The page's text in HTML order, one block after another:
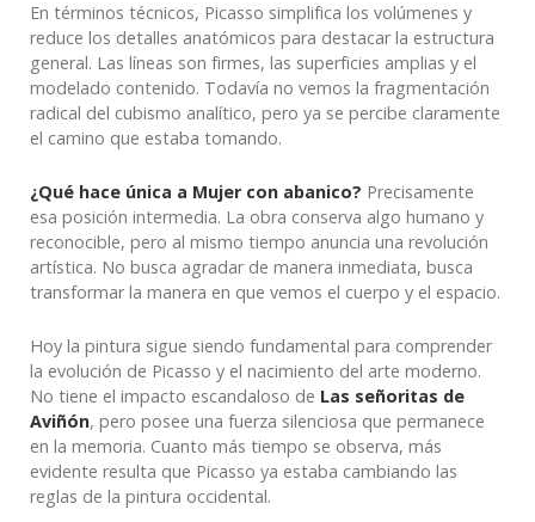
En términos técnicos, Picasso simplifica los volúmenes y
reduce los detalles anatómicos para destacar la estructura
general. Las líneas son firmes, las superficies amplias y el
modelado contenido. Todavía no vemos la fragmentación
radical del cubismo analítico, pero ya se percibe claramente
el camino que estaba tomando.
¿Qué hace única a Mujer con abanico? Precisamente
esa posición intermedia. La obra conserva algo humano y
reconocible, pero al mismo tiempo anuncia una revolución
artística. No busca agradar de manera inmediata, busca
transformar la manera en que vemos el cuerpo y el espacio.
Hoy la pintura sigue siendo fundamental para comprender
la evolución de Picasso y el nacimiento del arte moderno.
No tiene el impacto escandaloso de Las señoritas de
Aviñón, pero posee una fuerza silenciosa que permanece
en la memoria. Cuanto más tiempo se observa, más
evidente resulta que Picasso ya estaba cambiando las
reglas de la pintura occidental.